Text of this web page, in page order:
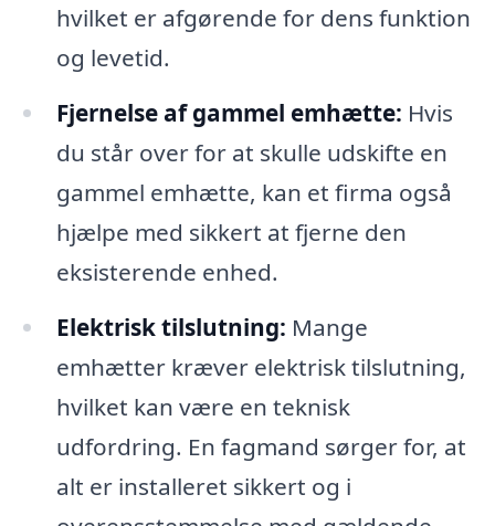
hvilket er afgørende for dens funktion
og levetid.
Fjernelse af gammel emhætte: Hvis
du står over for at skulle udskifte en
gammel emhætte, kan et firma også
hjælpe med sikkert at fjerne den
eksisterende enhed.
Elektrisk tilslutning: Mange
emhætter kræver elektrisk tilslutning,
hvilket kan være en teknisk
udfordring. En fagmand sørger for, at
alt er installeret sikkert og i